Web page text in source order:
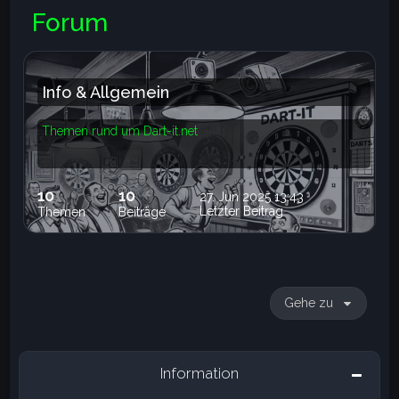
Forum
Info & Allgemein
Themen rund um Dart-it.net
10
Themen
10
Beiträge
27. Jun 2025 13:43
Letzter Beitrag
Gehe zu
Information